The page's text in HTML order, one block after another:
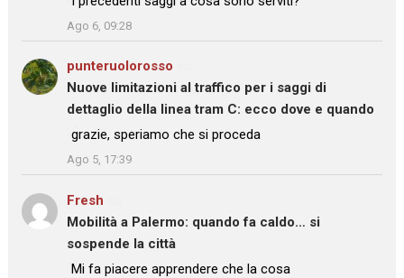
Ago 6, 09:28
punteruolorosso
Nuove limitazioni al traffico per i saggi di
dettaglio della linea tram C: ecco dove e quando
: “
grazie, speriamo che si proceda
”
Ago 5, 17:39
Fresh
Mobilità a Palermo: quando fa caldo… si
sospende la città
: “
Mi fa piacere apprendere che la cosa